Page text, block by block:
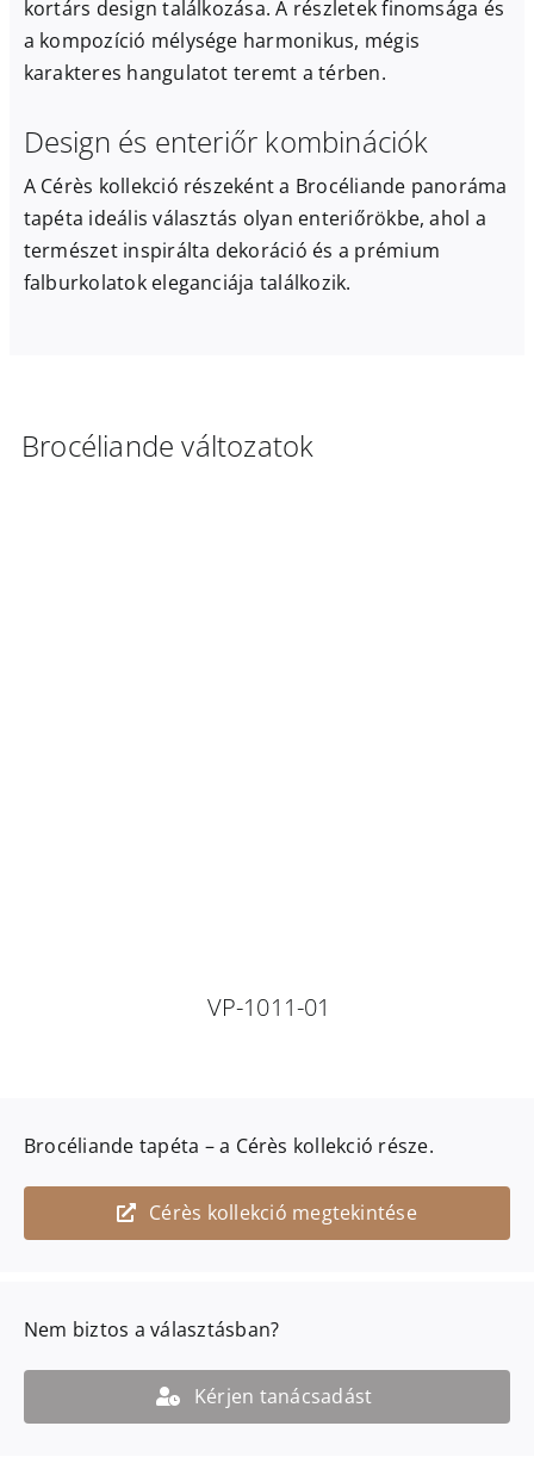
kortárs design találkozása. A részletek finomsága és
a kompozíció mélysége harmonikus, mégis
karakteres hangulatot teremt a térben.
Design és enteriőr kombinációk
A Cérès kollekció részeként a Brocéliande panoráma
tapéta ideális választás olyan enteriőrökbe, ahol a
természet inspirálta dekoráció és a prémium
falburkolatok eleganciája találkozik.
Brocéliande változatok
VP-1011-01
Brocéliande tapéta – a Cérès kollekció része.
Cérès kollekció megtekintése
Nem biztos a választásban?
Kérjen tanácsadást